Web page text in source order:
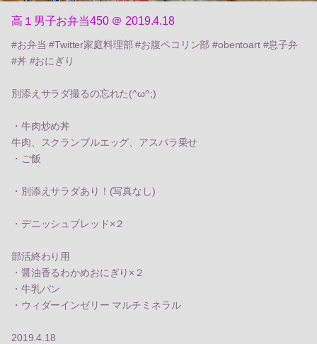
高１男子お弁当450 ＠ 2019.4.18
#お弁当 #Twitter家庭料理部 #お腹ペコリン部 #obentoart #息子弁
#丼 #おにぎり
別添えサラダ撮るの忘れた(^ω^;)
・牛肉炒め丼
牛肉、スクランブルエッグ、アスパラ乗せ
・ご飯
・別添えサラダあり！(写真なし)
・デニッシュブレッド×２
部活終わり用
・醤油香るわかめおにぎり×２
・牛乳パン
・ウィダーインゼリー マルチミネラル
2019.4.18